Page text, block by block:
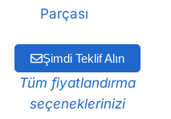
Parçası
Şimdi Teklif Alın
Tüm fiyatlandırma
seçeneklerinizi